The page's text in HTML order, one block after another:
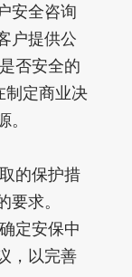
安全咨询
户提供公
否安全的
定商业决
的保护措
求。
定安保中
，以完善